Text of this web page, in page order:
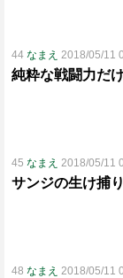
44 なまえ 2018/05/11
純粋な戦闘力だ
45 なまえ 2018/05/11
サンジの生け捕
48 なまえ 2018/05/11